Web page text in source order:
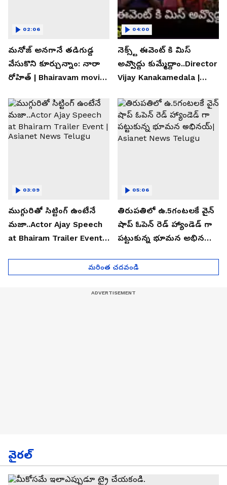
మనోజ్ అనగానే తడిగుడ్డ
వేసుకొని కూర్చున్నాం: నారా
రోహిత్ | Bhairavam movie |
02:06
నెక్స్ట్ ఈవెంట్ కి మిస్
అవ్వొద్దు కుమ్మేద్దాం..Director
Vijay Kanakamedala |
04:00
ముగ్గురితో సిట్టింగ్ ఉంటేనే
మజా..Actor Ajay Speech
at Bhairam Trailer Event |
03:09
తిరుపతిలో ఉ.5గంటలకే వైన్
షాప్ ఓపెన్ రెడ్ హ్యాండెడ్ గా
పట్టుకున్న భూమన అభినయ్|
05:06
మరింత చదవండి
వైరల్